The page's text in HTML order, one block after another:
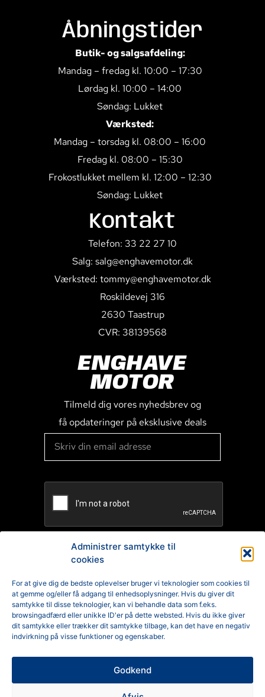
Administrer samtykke til
cookies
For at give dig de bedste oplevelser bruger vi teknologier som cookies til
at gemme og/eller få adgang til enhedsoplysninger. Hvis du giver dit
samtykke til disse teknologier, kan vi behandle data som f.eks.
browsingadfærd eller unikke ID'er på dette websted. Hvis du ikke giver
dit samtykke eller trækker dit samtykke tilbage, kan det have en negativ
indvirkning på visse funktioner og egenskaber.
Godkend
Åbningstider
Butik- og salgsafdeling:
Mandag – fredag kl. 10:00 – 17:30
Lørdag kl. 10:00 – 14:00
Søndag: Lukket
Værksted:
Mandag – torsdag kl. 08:00 – 16:00
Fredag kl. 08:00 – 15:30
Frokostlukket mellem kl. 12:00 – 12:30
Søndag: Lukket
Kontakt
Telefon: 33 22 27 10
Salg: salg@enghavemotor.dk
Værksted: tommy@enghavemotor.dk
Roskildevej 316
2630 Taastrup
CVR: 38139568
ENGHAVE
MOTOR
Tilmeld dig vores nyhedsbrev og
få opdateringer på eksklusive deals
Reklamation
Generelle Handelsbetingelser
Privatlivspolitik